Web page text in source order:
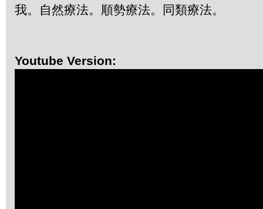
我。自然療法。順勢療法。同類療法。
Youtube Version: